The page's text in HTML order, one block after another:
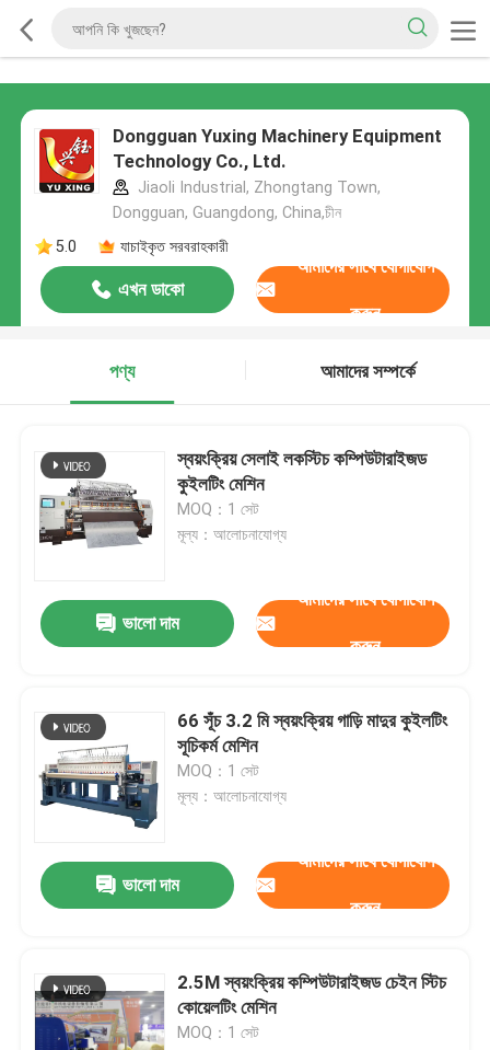
Dongguan Yuxing Machinery Equipment
Technology Co., Ltd.
Jiaoli Industrial, Zhongtang Town,
Dongguan, Guangdong, China,চীন
5.0
যাচাইকৃত সরবরাহকারী
এখন ডাকো
আমাদের সাথে যোগাযোগ
করুন
পণ্য আমাদের সম্পর্কে
স্বয়ংক্রিয় সেলাই লকস্টিচ কম্পিউটারাইজড
কুইলটিং মেশিন
MOQ：1 সেট
মূল্য：আলোচনাযোগ্য
ভালো দাম
আমাদের সাথে যোগাযোগ
করুন
66 সূঁচ 3.2 মি স্বয়ংক্রিয় গাড়ি মাদুর কুইলটিং
সূচিকর্ম মেশিন
MOQ：1 সেট
মূল্য：আলোচনাযোগ্য
ভালো দাম
আমাদের সাথে যোগাযোগ
করুন
2.5M স্বয়ংক্রিয় কম্পিউটারাইজড চেইন স্টিচ
কোয়েলটিং মেশিন
MOQ：1 সেট